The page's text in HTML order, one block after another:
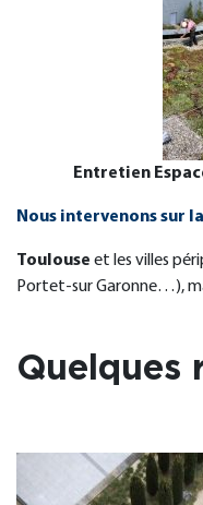
Entretien
Nous intervenons sur
Toulouse et les villes
Portet-sur Garonne…),
Quelques